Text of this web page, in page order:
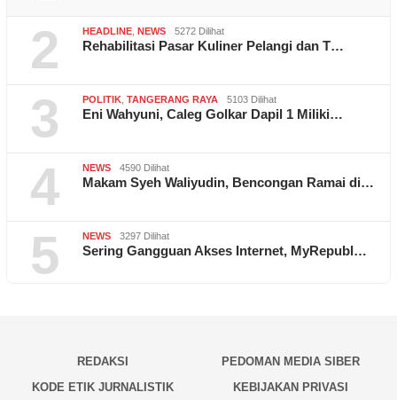
2 HEADLINE NEWS 5272 Dilihat
Rehabilitasi Pasar Kuliner Pelangi dan T…
3 POLITIK TANGERANG RAYA 5103 Dilihat
Eni Wahyuni, Caleg Golkar Dapil 1 Miliki…
4 NEWS 4590 Dilihat
Makam Syeh Waliyudin, Bencongan Ramai di…
5 NEWS 3297 Dilihat
Sering Gangguan Akses Internet, MyRepubl…
REDAKSI
PEDOMAN MEDIA SIBER
KODE ETIK JURNALISTIK
KEBIJAKAN PRIVASI